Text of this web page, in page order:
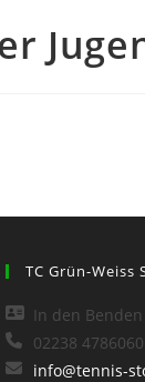
TC Grün-Weiss
In den
02238 4786060
info@tennis-